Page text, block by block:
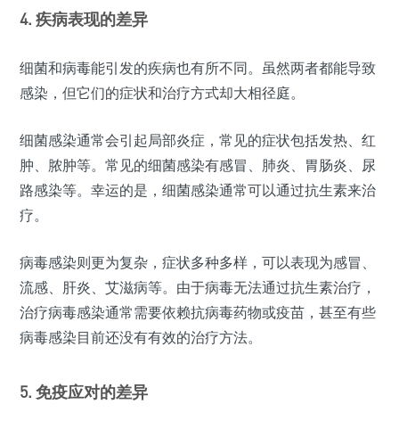
4. 疾病表现的差异
细菌和病毒能引发的疾病也有所不同。虽然两者都能导致
感染，但它们的症状和治疗方式却大相径庭。
细菌感染通常会引起局部炎症，常见的症状包括发热、红
肿、脓肿等。常见的细菌感染有感冒、肺炎、胃肠炎、尿
路感染等。幸运的是，细菌感染通常可以通过抗生素来治
疗。
病毒感染则更为复杂，症状多种多样，可以表现为感冒、
流感、肝炎、艾滋病等。由于病毒无法通过抗生素治疗，
治疗病毒感染通常需要依赖抗病毒药物或疫苗，甚至有些
病毒感染目前还没有有效的治疗方法。
5. 免疫应对的差异